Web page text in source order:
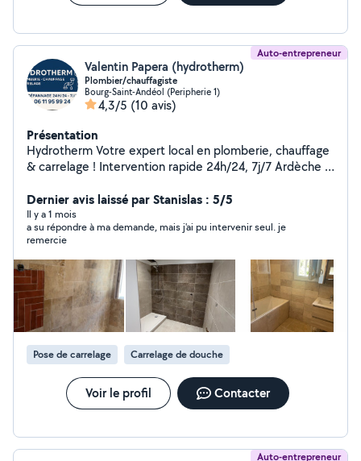
Auto-entrepreneur
Valentin Papera (hydrotherm)
Plombier/chauffagiste
Bourg-Saint-Andéol (Peripherie 1)
4,3/5 (10 avis)
Présentation
Hydrotherm Votre expert local en plomberie, chauffage
& carrelage ! Intervention rapide 24h/24, 7j/7 Ardèche |
un chauffagiste qualifié ou un poseur de carrelage pour
vos travaux neufs ou en rénovation ? Ne cherchez plus !
Hydrotherm, c'est la qualité, la réactivité et le service
de proximité. Dépannage rapide Devis gratuit Travail
soigné Conseils personnalisés Likez notre page pour
suivre nos réalisations, nos conseils et nos promos du
moment ! Partagez avec vos proches : on connaît tous
quelqu'un qui en a besoin ! #Hydrotherm #Plomberie
#Chauffage #Carrelage #Dépannage24h/24h
#Ardèche #Drôme #Gard #TravauxMaison
#Rénovation
Dernier avis laissé par Stanislas : 5/5
Il y a 1 mois
a su répondre à ma demande, mais j'ai pu intervenir seul. je
remercie
Pose de carrelage Carrelage de douche
Voir le profil Contacter
Auto-entrepreneur